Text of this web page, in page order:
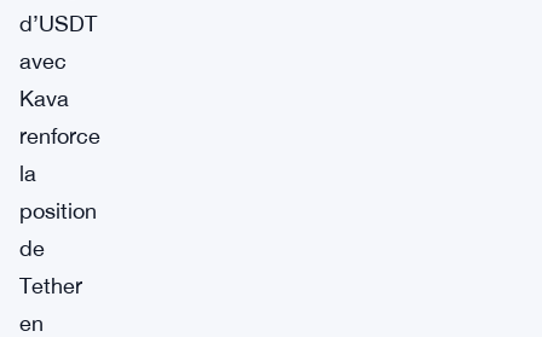
d’USDT
avec
Kava
renforce
la
position
de
Tether
en